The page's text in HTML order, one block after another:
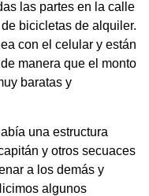
las partes en la calle
bicicletas de alquiler.
con el celular y están
manera que el monto
baratas y
una estructura
y otros secuaces
a los demás y
algunos